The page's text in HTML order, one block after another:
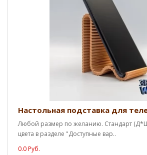
Настольная подставка для
Любой размер по желанию. Стандарт
цвета в разделе "Доступные вар..
0.0 Руб.